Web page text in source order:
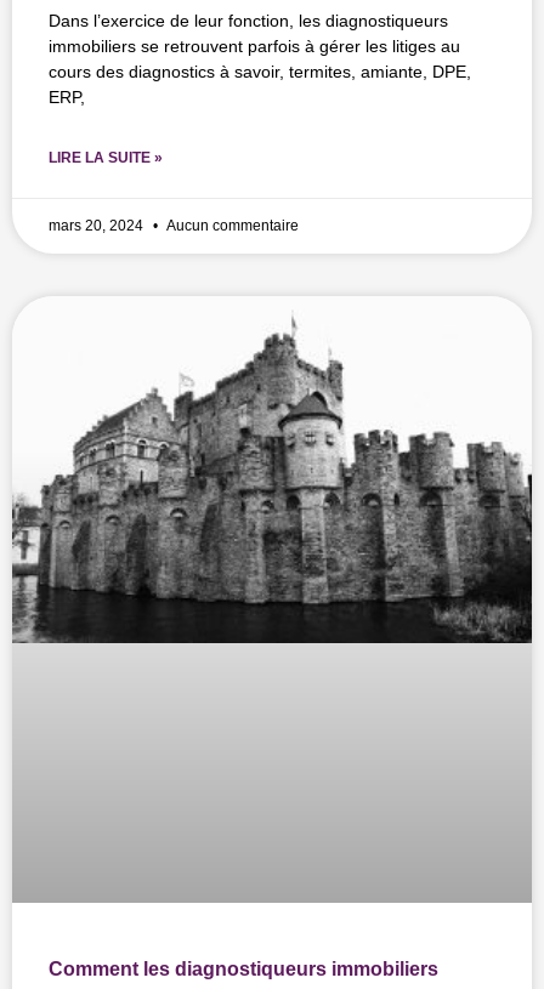
Dans l’exercice de leur fonction, les diagnostiqueurs
immobiliers se retrouvent parfois à gérer les litiges au
cours des diagnostics à savoir, termites, amiante, DPE,
ERP,
LIRE LA SUITE »
mars 20, 2024 Aucun commentaire
Comment les diagnostiqueurs immobiliers